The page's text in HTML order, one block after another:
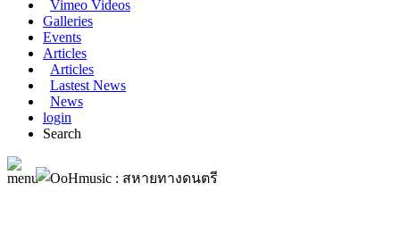
Vimeo Videos
Galleries
Events
Articles
Articles
Lastest News
News
login
Search